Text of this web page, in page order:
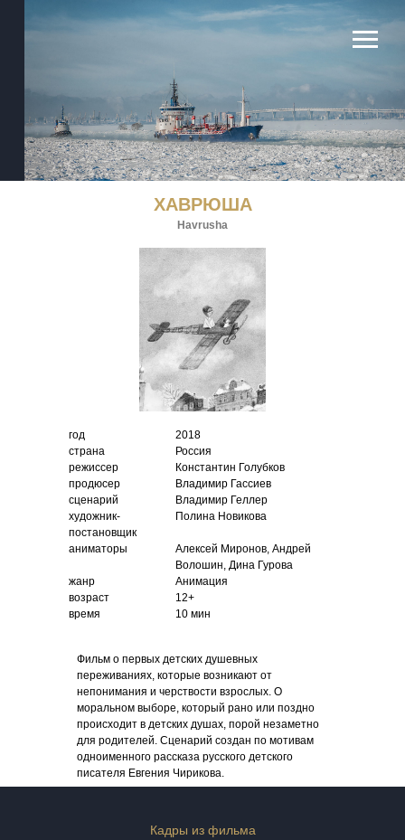
продюсеры
год
страна
режиссер
продюсер
сценарий
художник-
постановщик
аниматоры
жанр
возраст
время
ХАВРЮША
аниматоры
2018
Россия
Константин Голубков
Владимир Гассиев
Владимир Геллер
Полина Новикова
Алексей Миронов, Андрей
Волошин, Дина Гурова
Анимация
12+
10 мин
Havrusha
Фильм о первых детских душевных
переживаниях, которые возникают от
непонимания и черствости взрослых. О
моральном выборе, который рано или поздно
происходит в детских душах, порой незаметно
для родителей. Сценарий создан по мотивам
одноименного рассказа русского детского
писателя Евгения Чирикова.
Кадры из фильма